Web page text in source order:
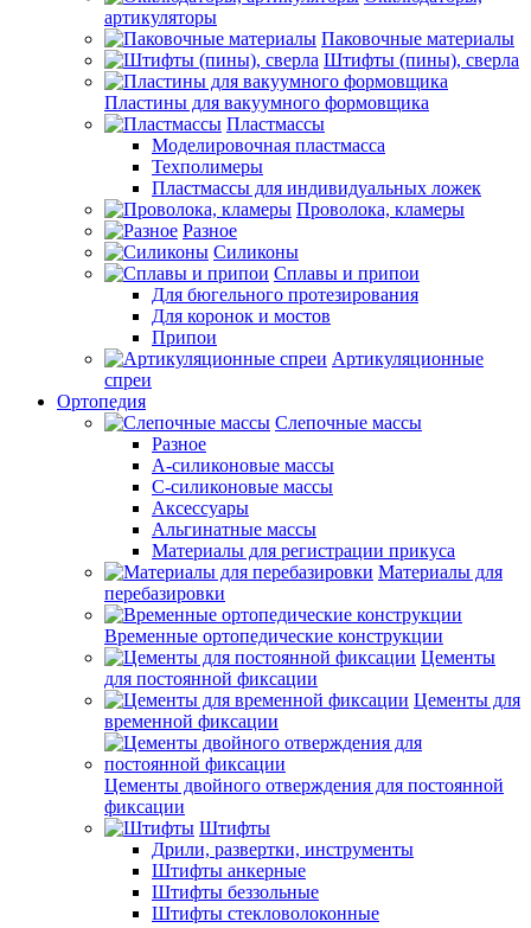
артикуляторы
Паковочные материалы
Штифты (пины), сверла
Пластины для вакуумного формовщика
Пластмассы
Моделировочная пластмасса
Техполимеры
Пластмассы для индивидуальных ложек
Проволока, кламеры
Разное
Силиконы
Сплавы и припои
Для бюгельного протезирования
Для коронок и мостов
Припои
Артикуляционные
спреи
Ортопедия
Слепочные массы
Разное
А-силиконовые массы
С-силиконовые массы
Аксессуары
Альгинатные массы
Материалы для регистрации прикуса
Материалы для
перебазировки
Временные ортопедические конструкции
Цементы
для постоянной фиксации
Цементы для
временной фиксации
Цементы двойного отверждения для постоянной
фиксации
Штифты
Дрили, развертки, инструменты
Штифты анкерные
Штифты беззольные
Штифты стекловолоконные